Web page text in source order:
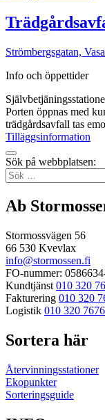
Strömbergsgatan, Vasa
Info och öppettider
Porten öppnas med
trädgårdsavfall tas
Tilläggsinformation
Tillbaka
up
Sök på webbplatsen:
Sök
efter:
Ab
Stormossvägen 56
66 530 Kvevlax
info@stormossen.fi
FO-nummer:
Kundtjänst 010 320
Fakturering 010 320
Logistik 010 320 7676
Sortera här
Återvinningsstationer
Ekopunkter
Sorteringsguide